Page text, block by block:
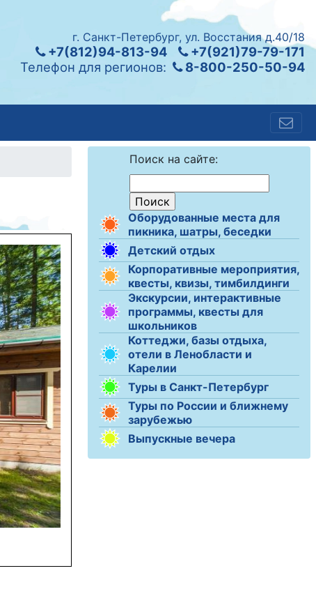
г. Санкт-Петербург, ул. Восстания д.40/18
+7(812)94-813-94
+7(921)79-79-171
Телефон для регионов:
8-800-250-50-94
Поиск на сайте:
Оборудованные места для
пикника, шатры, беседки
Детский отдых
Корпоративные мероприятия,
квесты, квизы, тимбилдинги
Экскурсии, интерактивные
программы, квесты для
школьников
Коттеджи, базы отдыха,
отели в Ленобласти и
Карелии
Туры в Санкт-Петербург
Туры по России и ближнему
зарубежью
Выпускные вечера